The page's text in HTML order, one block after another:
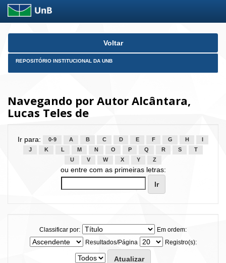
Skip
Voltar
REPOSITÓRIO INSTITUCIONAL DA UNB
Navegando por Autor Alcântara,
Lucas Teles de
Ir para: 0-9 A B C D E F G H
J
K L M N O P Q R S
T
U
V W X Y Z
ou entre com as primeiras letras:
Classificar por:
Em ordem:
Resultados/Página
Registro(s):